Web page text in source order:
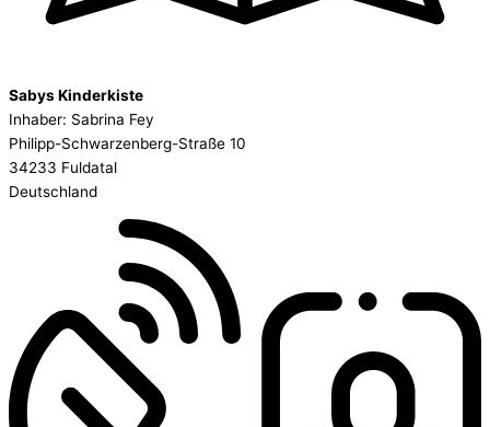
Sabys Kinderkiste
Inhaber: Sabrina Fey
Philipp-Schwarzenberg-Straße 10
34233 Fuldatal
Deutschland